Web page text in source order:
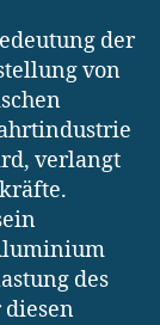
der
von
verlangt
des
diesen